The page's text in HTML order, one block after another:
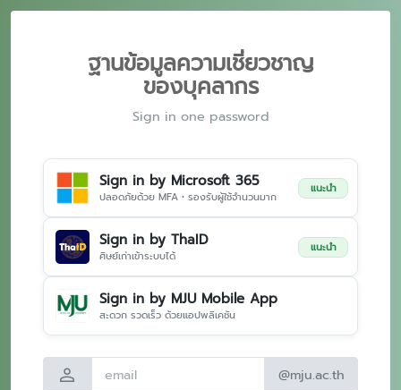
ฐานข้อมูลความเชี่ยวชาญ
ของบุคลากร
Sign in one password
Sign in by Microsoft 365
ปลอดภัยด้วย MFA • รองรับผู้ใช้จำนวนมาก
แนะนำ
Sign in by ThaID
ศิษย์เก่าเข้าระบบได้
แนะนำ
Sign in by MJU Mobile App
สะดวก รวดเร็ว ด้วยแอปพลิเคชัน
person @mju.ac.th